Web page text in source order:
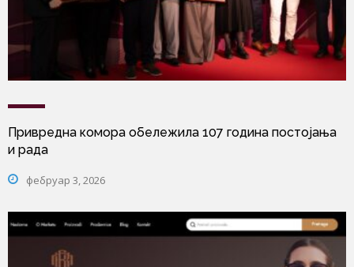
Привредна комора обележила 107 година постојања
и рада
фебруар 3, 2026